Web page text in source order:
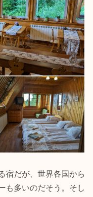
宿だが、世界各国から
も多いのだそう。そし